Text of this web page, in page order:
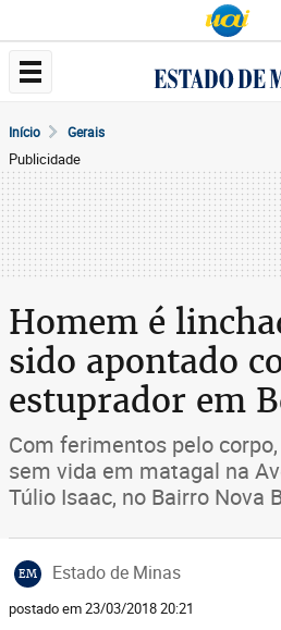
Início Gerais
Publicidade
Homem é
sido apontado
estuprador em
Com ferimentos pelo
sem vida em matagal na
Túlio Isaac, no Bairro Nova
EM Estado de Minas
postado em 23/03/2018 20:21